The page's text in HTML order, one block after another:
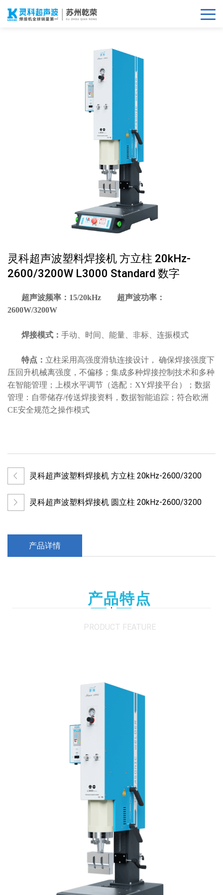
灵科超声波塑料焊接机 方立柱 20kHz-
2600/3200W L3000 Standard 数字
超声波频率：15/20kHz 超声波功率：
2600W/3200W
焊接模式： 手动、时间、能量、非标、连振模式
特点： 立柱采用高强度滑轨连接设计， 确保焊接强度下
压回升机械离强度，不偏移；集成多种焊接控制技术和多种
在智能管理；上模水平调节（选配：XY焊接平台）；数据
管理：自带储存/传送焊接资料，数据智能追踪；符合欧洲
CE安全规范之操作模式
灵科超声波塑料焊接机 方立柱 20kHz-2600/3200
灵科超声波塑料焊接机 圆立柱 20kHz-2600/3200
产品详情
产品特点
PRODUCT FEATURE